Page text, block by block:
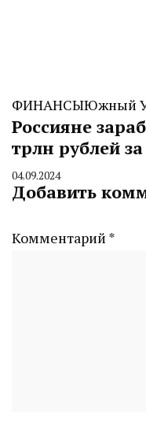
ФИНАНСЫЮжный
Россияне
трлн рублей за
By
CHELINDUSTRY
04.09.2024
Добавить
Комментарий *